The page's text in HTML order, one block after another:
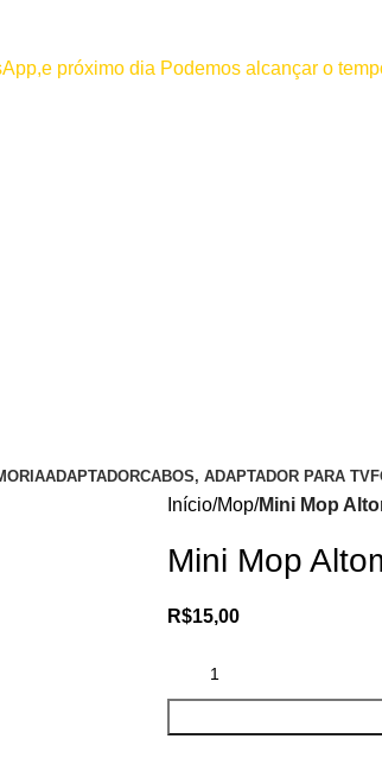
próximo dia Podemos alcançar o
ADAPTADORCABOS, ADAPTADOR PARA TV
Início Mop Mini Mop
Mini Mop
R$15,00